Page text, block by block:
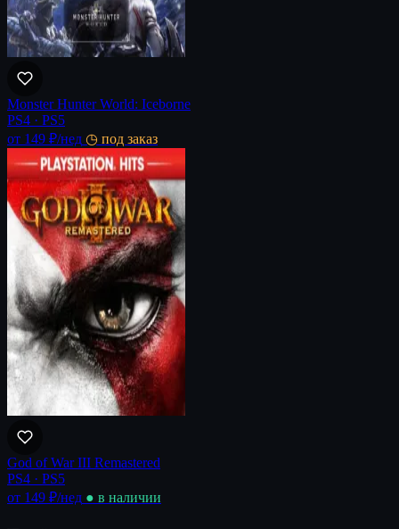
Monster Hunter World: Iceborne
PS4 · PS5
от 149 ₽/нед ◷ под заказ
God of War III Remastered
PS4 · PS5
от 149 ₽/нед ● в наличии